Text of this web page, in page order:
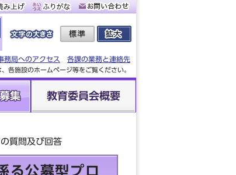
務局へのアクセス
各課の業務と連絡先
各施設のホームページ等をご覧ください。
集 教育委員会概要
質問及び回答
る公募型プロ